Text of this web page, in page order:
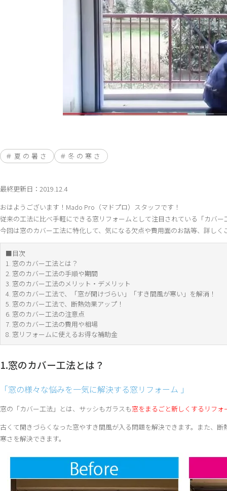
夏の暑さ 冬の寒さ
最終更新日：2019.12.4
おはようございます！Mado Pro（マドプロ）スタッフです！
従来の工法に比べ手軽にできる窓リフォームとして注目されている「カバー
今回は窓のカバー工法に特化して、気になる欠点や費用面のお話等、詳しく
■目次
1. 窓のカバー工法とは？
2. 窓のカバー工法の手順や期間
3. 窓のカバー工法のメリット・デメリット
4. 窓のカバー工法で、「窓が開けづらい」「すき間風が寒い」を解消！
5. 窓のカバー工法で、断熱効果アップ！
6. 窓のカバー工法の注意点
7. 窓のカバー工法の費用や相場
8. 窓リフォームに使えるお得な補助金
1.窓のカバー工法とは？
「窓の様々な悩みを一気に解決する窓リフォーム 」
窓の「カバー工法」とは、サッシもガラスも窓をまるごと新しくするリフォ
古くて開きづらくなった窓やすき間風が入る問題を解決できます。また、
寒さを解決できます。